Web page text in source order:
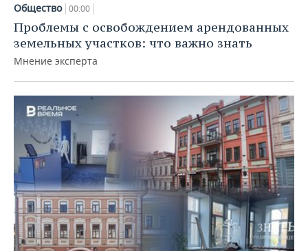
Общество 00:00
Проблемы с освобождением арендованных
земельных участков: что важно знать
Мнение эксперта